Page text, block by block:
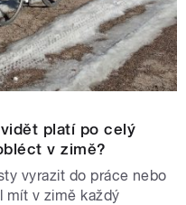
platí po celý
v zimě?
vyrazit do práce nebo
mít v zimě každý